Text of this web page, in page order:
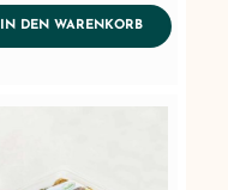
IN DEN WARENKORBADDTOCART